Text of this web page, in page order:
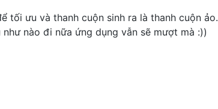
tối ưu và thanh cuộn sinh ra là thanh cuộn ảo.
nào đi nữa ứng dụng vẫn sẽ mượt mà :))